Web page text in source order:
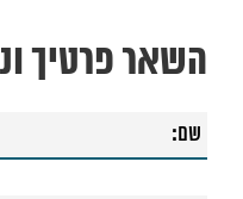
השאר פרטיך